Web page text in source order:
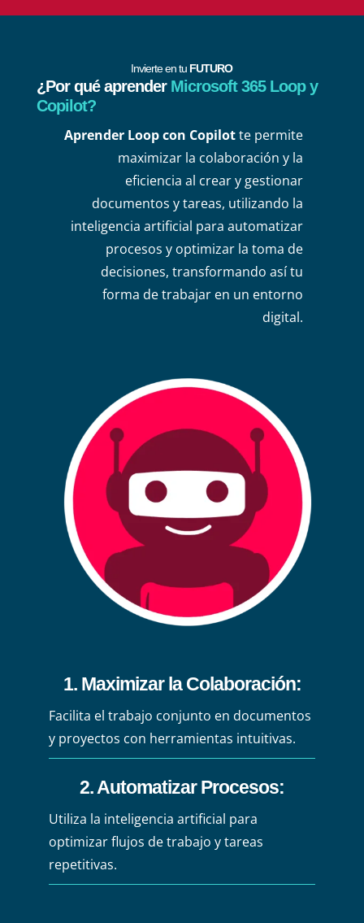
Invierte en tu FUTURO
¿Por qué aprender Microsoft 365 Loop y
Copilot?
Aprender Loop con Copilotte permite
maximizar la colaboración y la
eficiencia al crear y gestionar
documentos y tareas, utilizando la
inteligencia artificial para automatizar
procesos y optimizar la toma de
decisiones, transformando así tu
forma de trabajar en un entorno
digital.
1. Maximizar la Colaboración:
Facilita el trabajo conjunto en documentos
y proyectos con herramientas intuitivas.
2. Automatizar Procesos:
Utiliza la inteligencia artificial para
optimizar flujos de trabajo y tareas
repetitivas.